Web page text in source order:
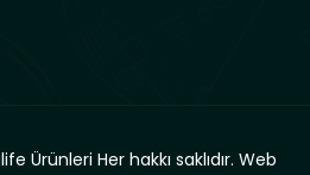
Ürünleri Her hakkı saklıdır. Web